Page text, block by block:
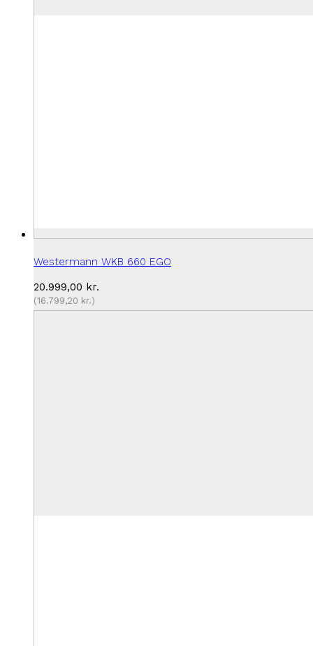
Westermann WKB 660 EGO
20.999,00 kr.
(16.799,20 kr.)